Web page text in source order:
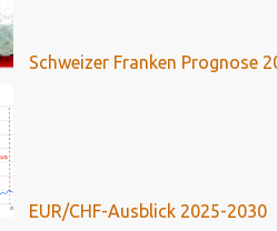
Schweizer Franken Prognose
EUR/CHF-Ausblick 2025-2030